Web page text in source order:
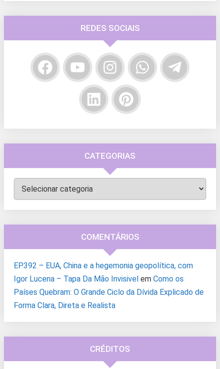
REDES SOCIAIS
CATEGORIAS
Categorias
COMENTÁRIOS
EP.392 – EUA, China e a hegemonia geopolítica, com
Igor Lucena – Tapa Da Mão Invisivel em Como os
Países Quebram: O Grande Ciclo da Dívida Explicado de
Forma Clara, Direta e Realista
CRÉDITOS